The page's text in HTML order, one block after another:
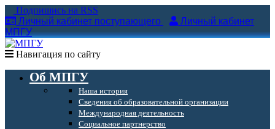
Подпишись на RSS
Личный кабинет поступающего
Личный кабинет
МПГУ
Навигация по сайту
Об МПГУ
Наша история
Сведения об образовательной организации
Международная деятельность
Социальное партнерство